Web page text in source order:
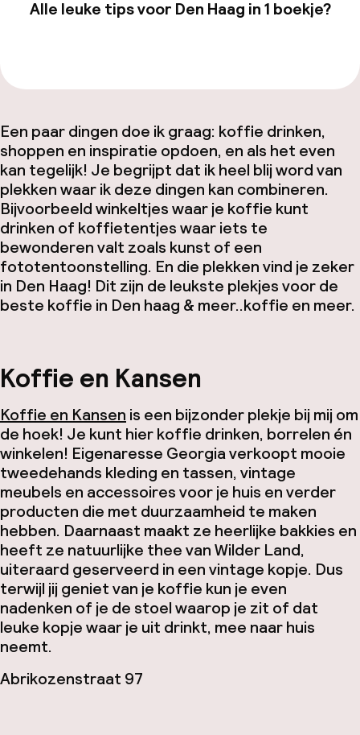
Alle leuke tips voor Den Haag in 1 boekje?
Een paar dingen doe ik graag: koffie drinken,
shoppen en inspiratie opdoen, en als het even
kan tegelijk! Je begrijpt dat ik heel blij word van
plekken waar ik deze dingen kan combineren.
Bijvoorbeeld winkeltjes waar je koffie kunt
drinken of koffietentjes waar iets te
bewonderen valt zoals kunst of een
fototentoonstelling. En die plekken vind je zeker
in Den Haag! Dit zijn de leukste plekjes voor de
beste koffie in Den haag & meer..koffie en meer.
Koffie en Kansen
Koffie en Kansen is een bijzonder plekje bij mij om
de hoek! Je kunt hier koffie drinken, borrelen én
winkelen! Eigenaresse Georgia verkoopt mooie
tweedehands kleding en tassen, vintage
meubels en accessoires voor je huis en verder
producten die met duurzaamheid te maken
hebben. Daarnaast maakt ze heerlijke bakkies en
heeft ze natuurlijke thee van Wilder Land,
uiteraard geserveerd in een vintage kopje. Dus
terwijl jij geniet van je koffie kun je even
nadenken of je de stoel waarop je zit of dat
leuke kopje waar je uit drinkt, mee naar huis
neemt.
Abrikozenstraat 97